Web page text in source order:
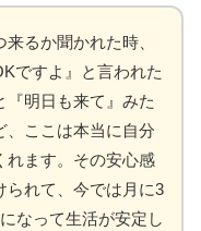
るか聞かれた時、
ですよ』と言われた
『明日も来て』みた
、ここは本当に自分
れます。その安心感
られて、今では月に3
なって生活が安定し